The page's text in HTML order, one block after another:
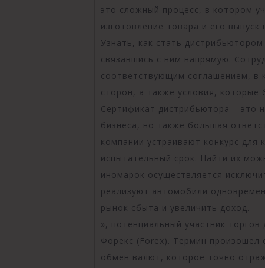
это сложный процесс, в котором
изготовление товара и его выпуск
Узнать, как стать
связавшись с ним напрямую.
соответствующим соглашением, в
сторон, а также условия, которые
Сертификат дистрибьютора – это
бизнеса, но также большая
компании устраивают конкурс для
испытательный срок. Найти их
иномарок осуществляется
реализуют автомобили
рынок сбыта и увеличить доход.
», потенциальный участник
Форекс (Forex). Термин произошел
обмен валют, которое точно